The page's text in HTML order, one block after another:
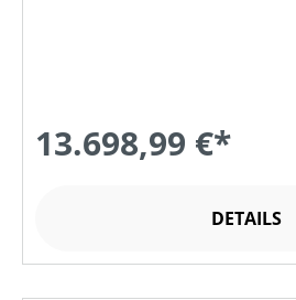
13.698,99 €*
DETAILS